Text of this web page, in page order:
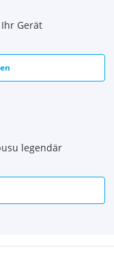
Gerät
legendär